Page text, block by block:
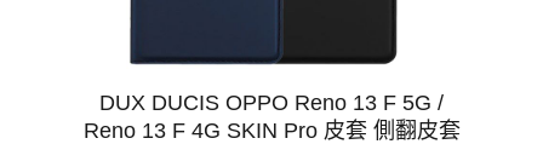
DUX DUCIS OPPO Reno 13 F 5G /
Reno 13 F 4G SKIN Pro 皮套 側翻皮套